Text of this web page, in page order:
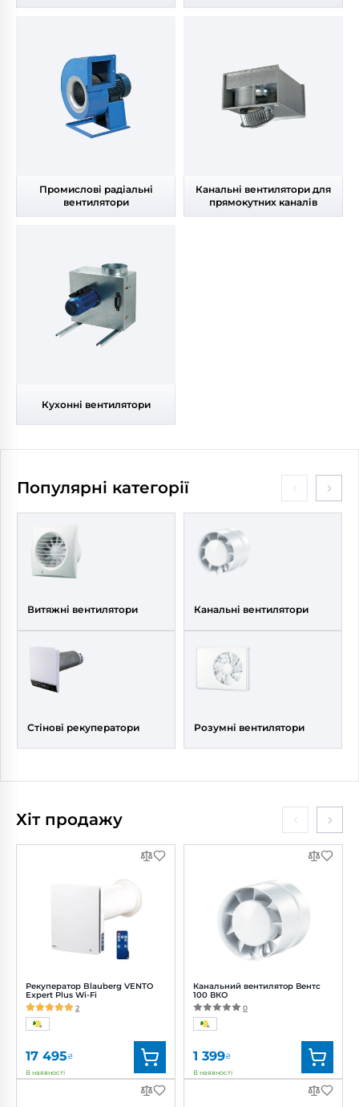
Промислові радіальні
вентилятори
Канальні вентилятори для
прямокутних каналів
Кухонні вентилятори
Популярні категорії
Витяжні вентилятори
Стінові рекуператори
Канальні вентилятори
Розумні вентилятори
Хіт продажу
Рекуператор Blauberg VENTO
Expert Plus Wi-Fi
2
17 495₴
В наявності
Blauberg
Канальний вентилятор Вентс
100 ВКО
0
1 399₴
В наявності
Вентс